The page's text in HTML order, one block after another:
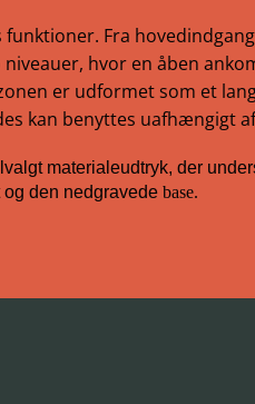
Fra
hvor en åben
er udformet som et
kan benyttes uafhængigt
materialeudtryk, der
den nedgravede base.